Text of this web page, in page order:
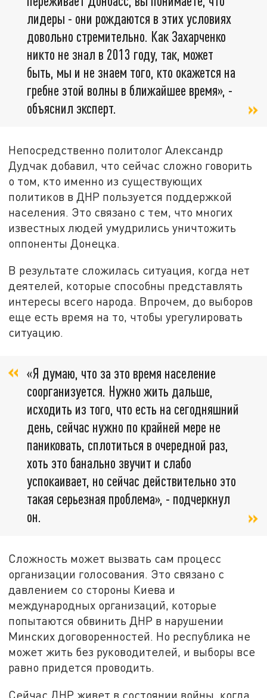
лидеры - они рождаются в этих условиях
довольно стремительно. Как Захарченко
никто не знал в 2013 году, так, может
быть, мы и не знаем того, кто окажется на
гребне этой волны в ближайшее время», -
объяснил эксперт.
Непосредственно политолог Александр
Дудчак добавил, что сейчас сложно говорить
о том, кто именно из существующих
политиков в ДНР пользуется поддержкой
населения. Это связано с тем, что многих
известных людей умудрились уничтожить
оппоненты Донецка.
В результате сложилась ситуация, когда нет
деятелей, которые способны представлять
интересы всего народа. Впрочем, до выборов
еще есть время на то, чтобы урегулировать
ситуацию.
«Я думаю, что за это время население
соорганизуется. Нужно жить дальше,
исходить из того, что есть на сегодняшний
день, сейчас нужно по крайней мере не
паниковать, сплотиться в очередной раз,
хоть это банально звучит и слабо
успокаивает, но сейчас действительно это
такая серьезная проблема», - подчеркнул
он.
Сложность может вызвать сам процесс
организации голосования. Это связано с
давлением со стороны Киева и
международных организаций, которые
попытаются обвинить ДНР в нарушении
Минских договоренностей. Но республика не
может жить без руководителей, и выборы все
равно придется проводить.
Сейчас ДНР живет в состоянии войны, когда